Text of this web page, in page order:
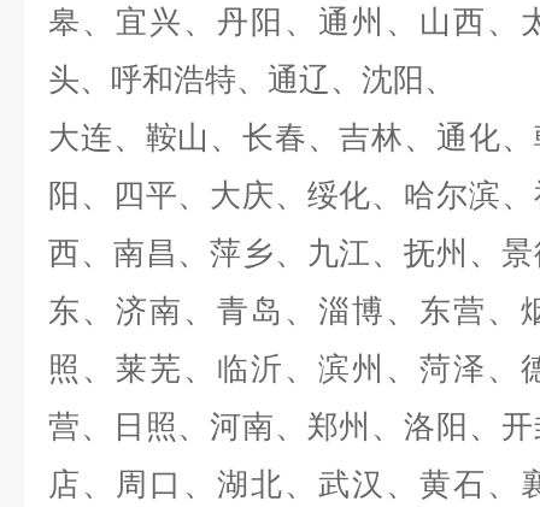
皋、宜兴、丹阳、通州、山西、
头、呼和浩特、通辽、沈阳、
大连、鞍山、长春、吉林、通化
阳、四平、大庆、绥化、哈尔滨
西、南昌、萍乡、九江、抚州、
东、济南、青岛、淄博、东营、
照、莱芜、临沂、滨州、菏泽、
营、日照、河南、郑州、洛阳、
店、周口、湖北、武汉、黄石、